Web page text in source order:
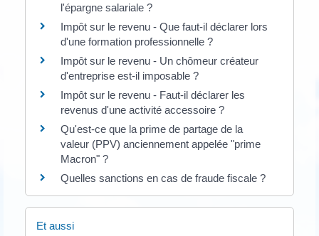
l'épargne salariale ?
Impôt sur le revenu - Que faut-il déclarer lors
d'une formation professionnelle ?
Impôt sur le revenu - Un chômeur créateur
d'entreprise est-il imposable ?
Impôt sur le revenu - Faut-il déclarer les
revenus d'une activité accessoire ?
Qu'est-ce que la prime de partage de la
valeur (PPV) anciennement appelée "prime
Macron" ?
Quelles sanctions en cas de fraude fiscale ?
Et aussi